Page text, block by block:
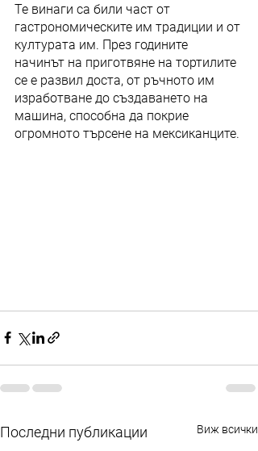
Те винаги са били част от
гастрономическите им традиции и от
културата им. През годините
начинът на приготвяне на тортилите
се е развил доста, от ръчното им
изработване до създаването на
машина, способна да покрие
огромното търсене на мексиканците.
Последни публикации Виж всички